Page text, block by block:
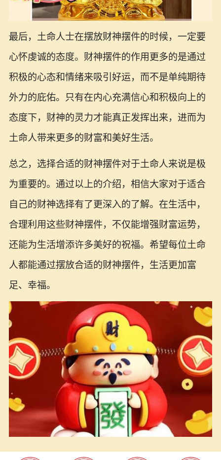
最后，土命人士在摆放财神摆件的时候，一定要
心怀虔诚的态度。财神摆件的作用更多的是通过
积极的心态和情绪来吸引好运，而不是单纯期待
外力的庇佑。只有在内心充满信心和积极向上的
态度下，财神的灵力才能真正发挥出来，进而为
土命人带来更多的财富和美好生活。
总之，选择合适的财神摆件对于土命人来说是极
为重要的。通过以上的介绍，相信大家对于适合
自己的财神选择有了更深入的了解。在生活中，
合理利用这些财神摆件，不仅能增强财富运势，
还能为生活增添许多美好的祝福。希望每位土命
人都能通过摆放合适的财神摆件，生活更加富
足、幸福。